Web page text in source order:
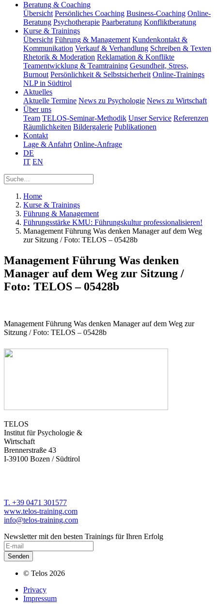
Beratung & Coaching
Übersicht Persönliches Coaching Business-Coaching Online-
Beratung Psychotherapie Paarberatung Konfliktberatung
Kurse & Trainings
Übersicht Führung & Management Kundenkontakt &
Kommunikation Verkauf & Verhandlung Schreiben & Texten
Rhetorik & Moderation Reklamation & Konflikte
Teamentwicklung & Teamtraining Gesundheit, Stress,
Burnout Persönlichkeit & Selbstsicherheit Online-Trainings
NLP in Südtirol
Aktuelles
Aktuelle Termine News zu Psychologie News zu Wirtschaft
Über uns
Team TELOS-Seminar-Methodik Unser Service Referenzen
Räumlichkeiten Bildergalerie Publikationen
Kontakt
Lage & Anfahrt Online-Anfrage
DE
IT EN
Home
Kurse & Trainings
Führung & Management
Führungsstärke KMU: Führungskultur professionalisieren!
Management Führung Was denken Manager auf dem Weg
zur Sitzung / Foto: TELOS – 05428b
Management Führung Was denken
Manager auf dem Weg zur Sitzung /
Foto: TELOS – 05428b
Management Führung Was denken Manager auf dem Weg zur
Sitzung / Foto: TELOS – 05428b
TELOS
Institut für Psychologie &
Wirtschaft
Brennerstraße 43
I-39100 Bozen / Südtirol
T. +39 0471 301577
www.telos-training.com
info@telos-training.com
Newsletter mit den besten Trainings für Ihren Erfolg
© Telos 2026
Privacy
Impressum